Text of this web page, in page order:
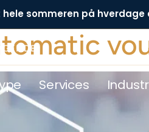
sommeren på hverdage
Services